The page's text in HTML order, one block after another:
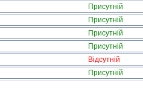
Присутній
Присутній
Присутній
Присутній
Відсутній
Присутній